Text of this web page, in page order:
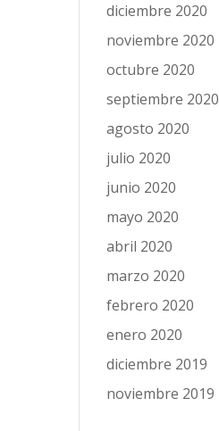
diciembre 2020
noviembre 2020
octubre 2020
septiembre 2020
agosto 2020
julio 2020
junio 2020
mayo 2020
abril 2020
marzo 2020
febrero 2020
enero 2020
diciembre 2019
noviembre 2019